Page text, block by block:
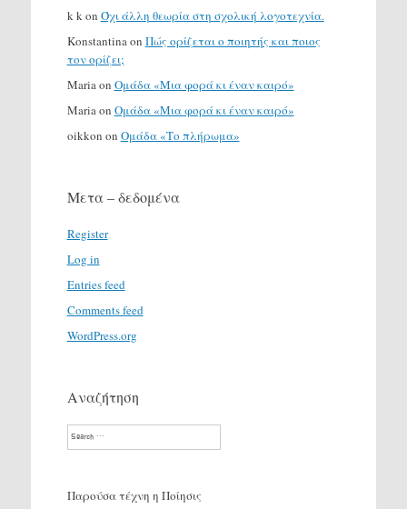
k k on Όχι άλλη θεωρία στη σχολική λογοτεχνία.
Konstantina on Πώς ορίζεται ο ποιητής και ποιος
τον ορίζει;
Maria on Ομάδα «Μια φορά κι έναν καιρό»
Maria on Ομάδα «Μια φορά κι έναν καιρό»
oikkon on Ομάδα «Το πλήρωμα»
Μετα – δεδομένα
Register
Log in
Entries feed
Comments feed
WordPress.org
Αναζήτηση
Search
Παρούσα τέχνη η Ποίησις